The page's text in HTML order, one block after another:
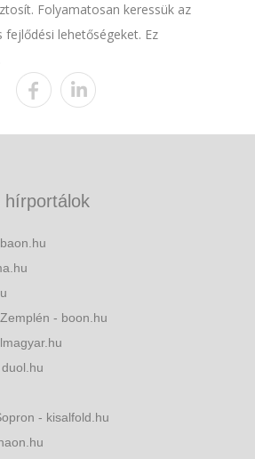
Folyamatosan keressük az
fejlődési lehetőségeket. Ez
hírportálok
- boon.hu
- kisalfold.hu